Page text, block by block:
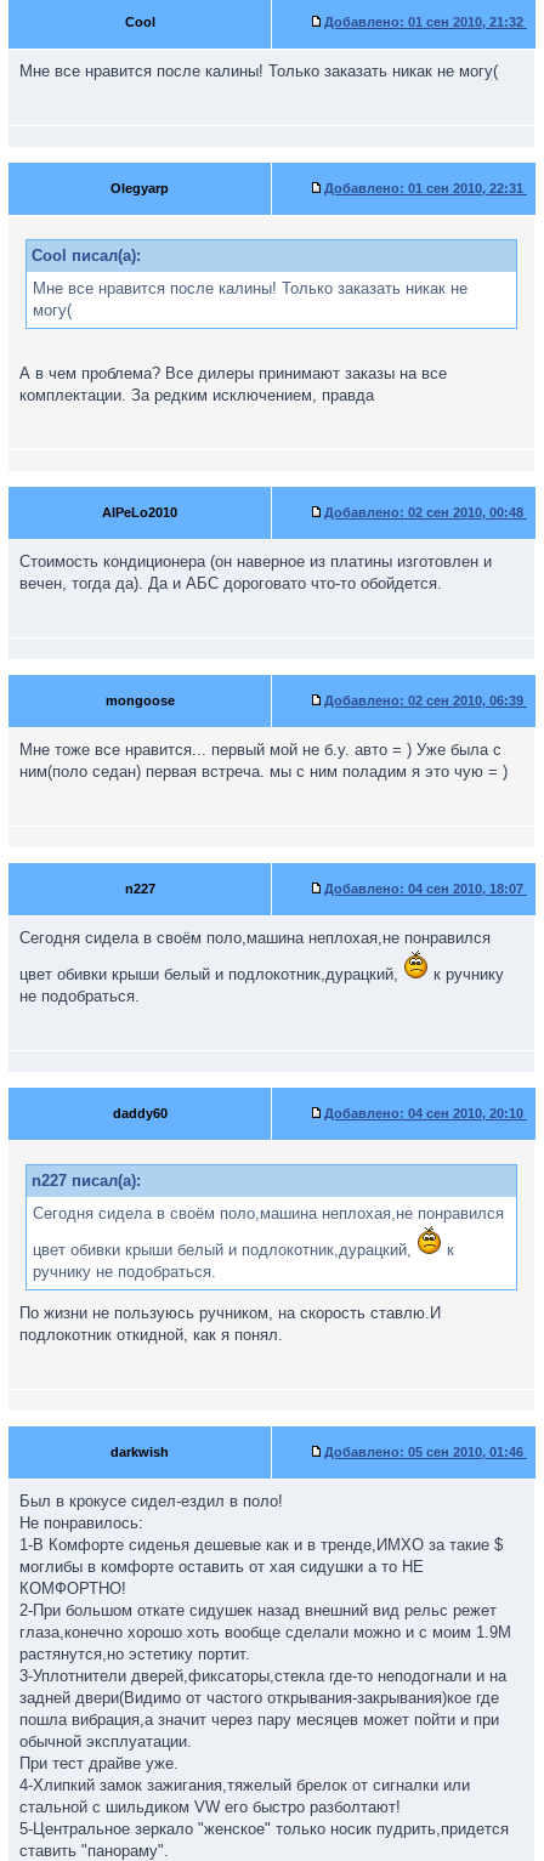
Cool Добавлено: 01 сен 2010, 21:32
Мне все нравится после калины! Только заказать никак не могу(
Olegyarp Добавлено: 01 сен 2010, 22:31
Cool писал(а):
Мне все нравится после калины! Только заказать никак не
могу(
А в чем проблема? Все дилеры принимают заказы на все
комплектации. За редким исключением, правда
AlPeLo2010 Добавлено: 02 сен 2010, 00:48
Стоимость кондиционера (он наверное из платины изготовлен и
вечен, тогда да). Да и АБС дороговато что-то обойдется.
mongoose Добавлено: 02 сен 2010, 06:39
Мне тоже все нравится... первый мой не б.у. авто = ) Уже была с
ним(поло седан) первая встреча. мы с ним поладим я это чую = )
n227 Добавлено: 04 сен 2010, 18:07
Сегодня сидела в своём поло,машина неплохая,не понравился
цвет обивки крыши белый и подлокотник,дурацкий,
к ручнику
не подобраться.
daddy60 Добавлено: 04 сен 2010, 20:10
n227 писал(а):
Сегодня сидела в своём поло,машина неплохая,не понравился
цвет обивки крыши белый и подлокотник,дурацкий,
к
ручнику не подобраться.
По жизни не пользуюсь ручником, на скорость ставлю.И
подлокотник откидной, как я понял.
darkwish Добавлено: 05 сен 2010, 01:46
Был в крокусе сидел-ездил в поло!
Не понравилось:
1-В Комфорте сиденья дешевые как и в тренде,ИМХО за такие $
моглибы в комфорте оставить от хая сидушки а то НЕ
КОМФОРТНО!
2-При большом откате сидушек назад внешний вид рельс режет
глаза,конечно хорошо хоть вообще сделали можно и с моим 1.9М
растянутся,но эстетику портит.
3-Уплотнители дверей,фиксаторы,стекла где-то неподогнали и на
задней двери(Видимо от частого открывания-закрывания)кое где
пошла вибрация,а значит через пару месяцев может пойти и при
обычной эксплуатации.
При тест драйве уже.
4-Хлипкий замок зажигания,тяжелый брелок от сигналки или
стальной с шильдиком VW его быстро разболтают!
5-Центральное зеркало "женское" только носик пудрить,придется
ставить "панораму".